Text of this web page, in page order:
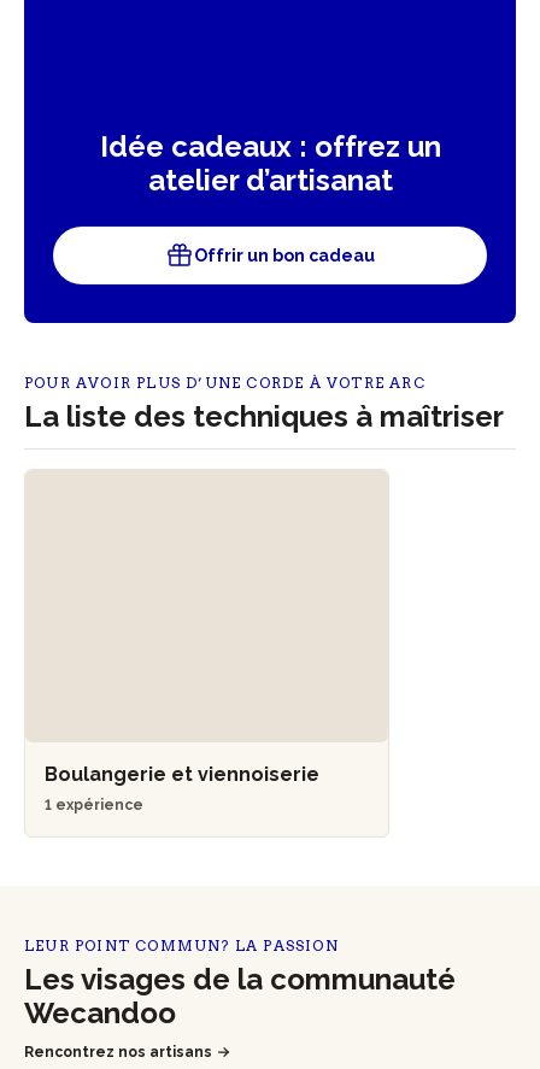
Idée cadeaux : offrez un
atelier d’artisanat
Offrir un bon cadeau
POUR AVOIR PLUS D’UNE CORDE À VOTRE ARC
La liste des techniques à maîtriser
Boulangerie et viennoiserie
1 expérience
LEUR POINT COMMUN? LA PASSION
Les visages de la communauté
Wecandoo
Rencontrez nos artisans